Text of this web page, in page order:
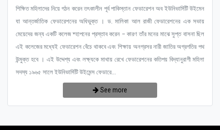
শিক্ষিত মহিলাদের নিয়ে গঠন করেন তৎকালীন পূর্ব পাকিস্তান ফেডারেশন অব ইউনিভার্সিটি উইমেন
যা আন্তর্জাতিক ফেডারেশনের অধিভুক্ত । ড. মালিকা আল রাজী ফেডারেশনের এক সভায়
মেয়েদের জন্য একটি কলেজ ষ্হাপনের প্রস্তাব করেন – কারণ তাঁর মনের মাঝে সুপ্ত বাসনা ছিল
এই কলেজের মধ্যেই ফেডারেশন বেঁচে থাকবে এবং শিক্ষায় অনগ্রসর নারী জাতির অগ্রগতির পথ
উন্মুক্ত হবে । এই উদ্দেশ্য এবং লক্ষ্যকে মাথায় রেখে ফেডারেশনের কতিপয় বিদ্যানুরাগী মহিলা
সদস্য ১৯৬৫ সালে ইউনিভার্সিটি উইমেন্স ফেডারে...
See more